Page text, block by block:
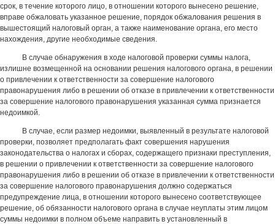
срок, в течение которого лицо, в отношении которого вынесено решение,
вправе обжаловать указанное решение, порядок обжалования решения в
вышестоящий налоговый орган, а также наименование органа, его место
нахождения, другие необходимые сведения.
В случае обнаружения в ходе налоговой проверки суммы налога,
излишне возмещенной на основании решения налогового органа, в решении
о привлечении к ответственности за совершение налогового
правонарушения либо в решении об отказе в привлечении к ответственности
за совершение налогового правонарушения указанная сумма признается
недоимкой.
В случае, если размер недоимки, выявленный в результате налоговой
проверки, позволяет предполагать факт совершения нарушения
законодательства о налогах и сборах, содержащего признаки преступления,
в решении о привлечении к ответственности за совершение налогового
правонарушения либо в решении об отказе в привлечении к ответственности
за совершение налогового правонарушения должно содержаться
предупреждение лица, в отношении которого вынесено соответствующее
решение, об обязанности налогового органа в случае неуплаты этим лицом
суммы недоимки в полном объеме направить в установленный в